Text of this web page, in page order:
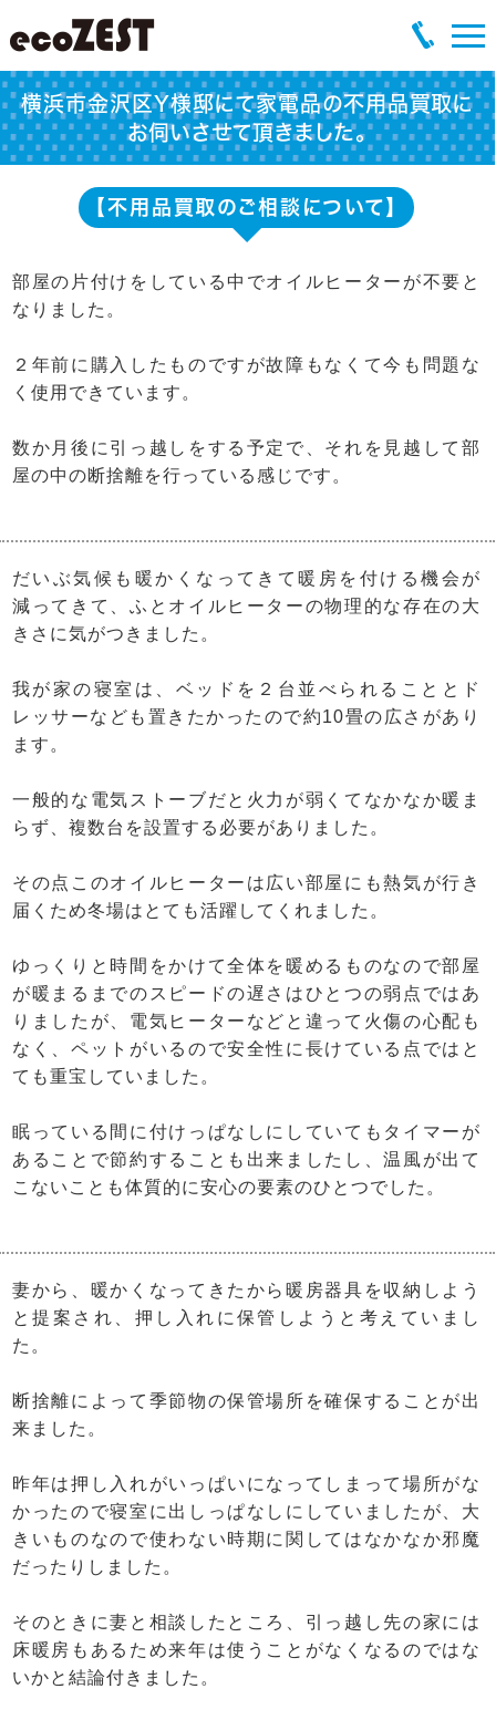
横浜市金沢区Y様邸にて家電品の不用品買取に
お伺いさせて頂きました。
【不用品買取のご相談について】
部屋の片付けをしている中でオイルヒーターが不要と
なりました。
２年前に購入したものですが故障もなくて今も問題な
く使用できています。
数か月後に引っ越しをする予定で、それを見越して部
屋の中の断捨離を行っている感じです。
だいぶ気候も暖かくなってきて暖房を付ける機会が
減ってきて、ふとオイルヒーターの物理的な存在の大
きさに気がつきました。
我が家の寝室は、ベッドを２台並べられることとド
レッサーなども置きたかったので約10畳の広さがあり
ます。
一般的な電気ストーブだと火力が弱くてなかなか暖ま
らず、複数台を設置する必要がありました。
その点このオイルヒーターは広い部屋にも熱気が行き
届くため冬場はとても活躍してくれました。
ゆっくりと時間をかけて全体を暖めるものなので部屋
が暖まるまでのスピードの遅さはひとつの弱点ではあ
りましたが、電気ヒーターなどと違って火傷の心配も
なく、ペットがいるので安全性に長けている点ではと
ても重宝していました。
眠っている間に付けっぱなしにしていてもタイマーが
あることで節約することも出来ましたし、温風が出て
こないことも体質的に安心の要素のひとつでした。
妻から、暖かくなってきたから暖房器具を収納しよう
と提案され、押し入れに保管しようと考えていまし
た。
断捨離によって季節物の保管場所を確保することが出
来ました。
昨年は押し入れがいっぱいになってしまって場所がな
かったので寝室に出しっぱなしにしていましたが、大
きいものなので使わない時期に関してはなかなか邪魔
だったりしました。
そのときに妻と相談したところ、引っ越し先の家には
床暖房もあるため来年は使うことがなくなるのではな
いかと結論付きました。